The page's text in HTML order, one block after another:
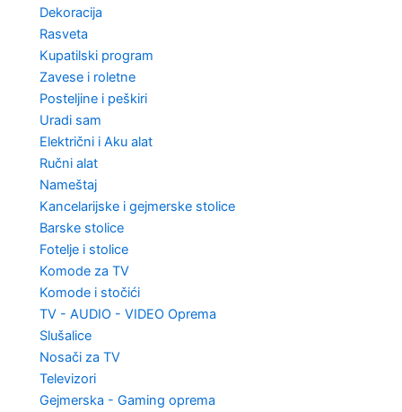
Dekoracija
Rasveta
Kupatilski program
Zavese i roletne
Posteljine i peškiri
Uradi sam
Električni i Aku alat
Ručni alat
Nameštaj
Kancelarijske i gejmerske stolice
Barske stolice
Fotelje i stolice
Komode za TV
Komode i stočići
TV - AUDIO - VIDEO Oprema
Slušalice
Nosači za TV
Televizori
Gejmerska - Gaming oprema